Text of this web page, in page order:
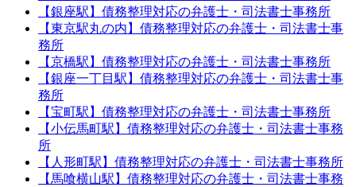
【銀座駅】債務整理対応の弁護士・司法書士事務所
【東京駅丸の内】債務整理対応の弁護士・司法書士事
務所
【京橋駅】債務整理対応の弁護士・司法書士事務所
【銀座一丁目駅】債務整理対応の弁護士・司法書士事
務所
【宝町駅】債務整理対応の弁護士・司法書士事務所
【小伝馬町駅】債務整理対応の弁護士・司法書士事務
所
【人形町駅】債務整理対応の弁護士・司法書士事務所
【馬喰横山駅】債務整理対応の弁護士・司法書士事務